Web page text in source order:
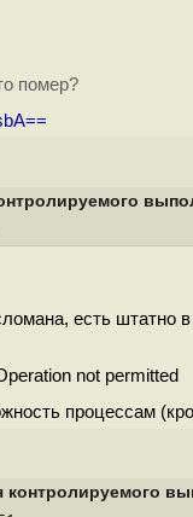
помер?
есть штатно
not permitted
процессам
контролируемого